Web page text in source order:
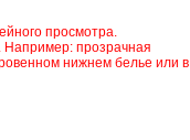
просмотра.
Например: прозрачная
нижнем белье или в